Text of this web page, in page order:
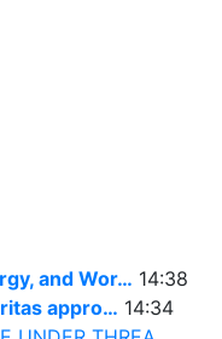
and Wor… 14:38
appro… 14:34